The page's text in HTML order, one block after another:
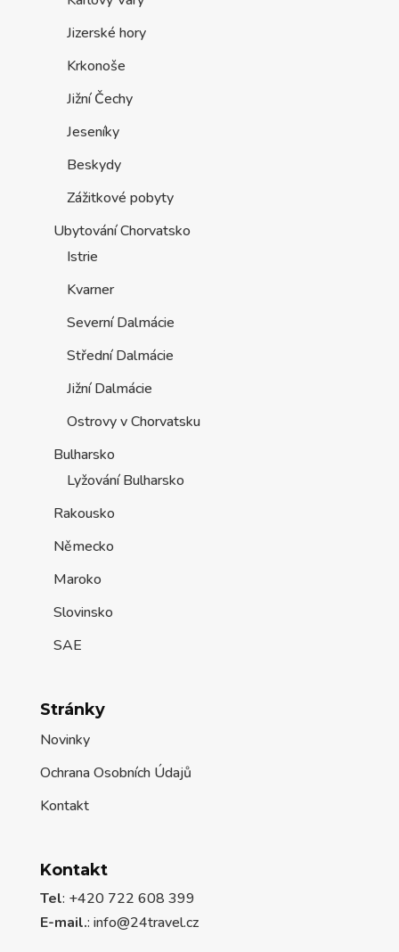
Jizerské hory
Krkonoše
Jižní Čechy
Jeseníky
Beskydy
Zážitkové pobyty
Ubytování Chorvatsko
Istrie
Kvarner
Severní Dalmácie
Střední Dalmácie
Jižní Dalmácie
Ostrovy v Chorvatsku
Bulharsko
Lyžování Bulharsko
Rakousko
Německo
Maroko
Slovinsko
SAE
Stránky
Novinky
Ochrana Osobních Údajů
Kontakt
Kontakt
Tel: +420 722 608 399
E-mail.: info@24travel.cz